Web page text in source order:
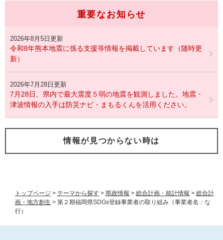
トップページ > テーマから探す > 県政情報 > 総合計画・統計情報 > 総合計
画・地方創生 > 第２期福岡県SDGs登録事業者の取り組み（事業者名：な
行）
重要なお知らせ
2026年8月5日更新
令和8年熊本地震に係る支援等情報を掲載しています（随時更
新）
2026年7月28日更新
7月28日、県内で最大震度５弱の地震を観測しました。地震・
津波情報の入手は防災ナビ・まもるくんを活用ください。
情報が見つからない時は